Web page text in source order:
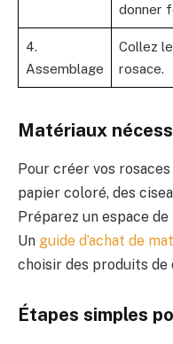
donner
4.
Assemblage
Collez
rosace.
Matériaux
Pour créer vos
papier coloré, des
Préparez un espace
Un guide d’achat de
choisir des produits de
Étapes simples